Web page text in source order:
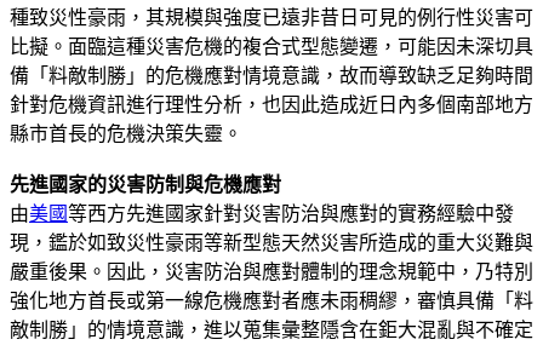
種致災性豪雨，其規模與強度已遠非昔日可見的例行性災害可
比擬。面臨這種災害危機的複合式型態變遷，可能因未深切具
備「料敵制勝」的危機應對情境意識，故而導致缺乏足夠時間
針對危機資訊進行理性分析，也因此造成近日內多個南部地方
縣市首長的危機決策失靈。
先進國家的災害防制與危機應對
由美國等西方先進國家針對災害防治與應對的實務經驗中發
現，鑑於如致災性豪雨等新型態天然災害所造成的重大災難與
嚴重後果。因此，災害防治與應對體制的理念規範中，乃特別
強化地方首長或第一線危機應對者應未雨稠繆，審慎具備「料
敵制勝」的情境意識，進以蒐集彙整隱含在鉅大混亂與不確定